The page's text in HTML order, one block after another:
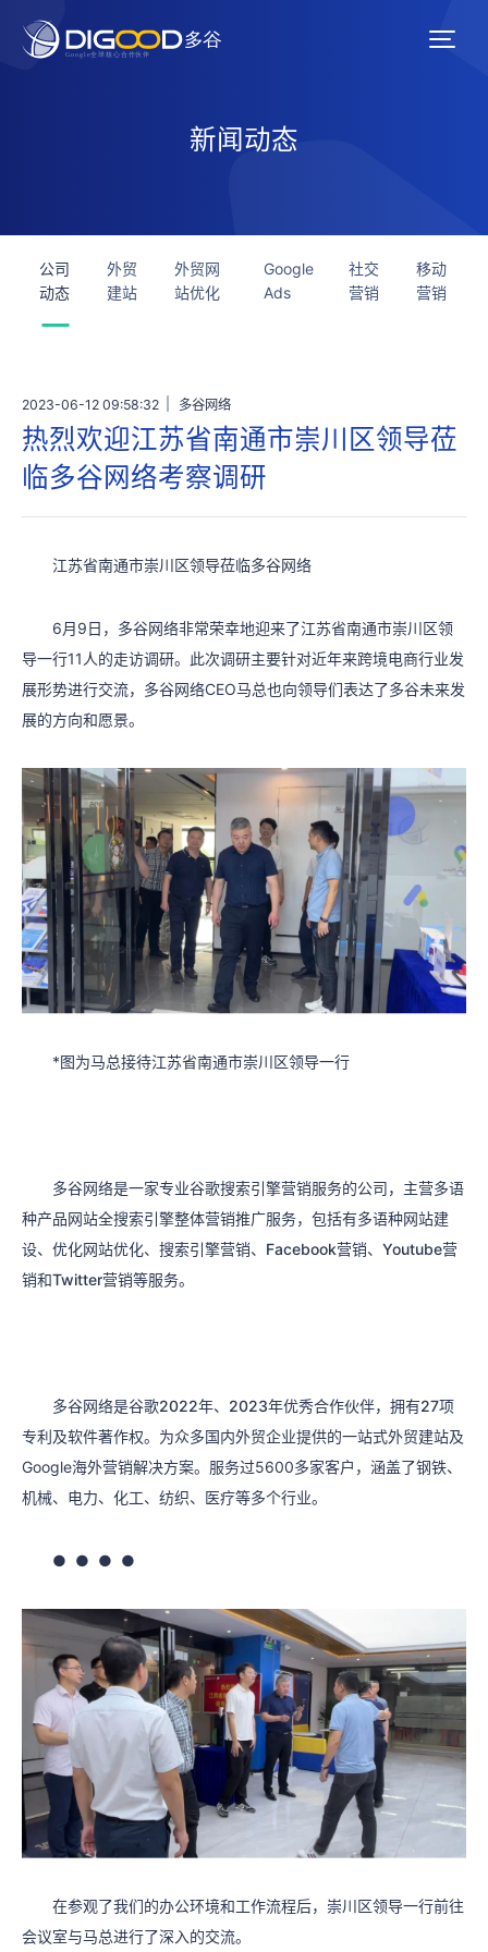
新闻动态
公司
动态
外贸
建站
外贸网
站优化
Google
Ads
社交
营销
移动
营销
2023-06-12 09:58:32 多谷网络
热烈欢迎江苏省南通市崇川区领导莅
临多谷网络考察调研
江苏省南通市崇川区领导莅临多谷网络
6月9日，多谷网络非常荣幸地迎来了江苏省南通市崇川区领
导一行11人的走访调研。此次调研主要针对近年来跨境电商行业发
展形势进行交流，多谷网络CEO马总也向领导们表达了多谷未来发
展的方向和愿景。
*图为马总接待江苏省南通市崇川区领导一行
多谷网络是一家专业谷歌搜索引擎营销服务的公司， 主营多语
种产品网站全搜索引擎整体营销推广服务，包括有多语种网站建
设、优化网站优化、搜索引擎营销、Facebook营销、Youtube营
销和Twitter营销等服务。
多谷网络是谷歌2022年、2023年优秀合作伙伴，拥有27项
专利及软件著作权。 为众多国内外贸企业提供的一站式外贸建站及
Google海外营销解决方案。服务过5600多家客户，涵盖了钢铁、
机械、电力、化工、纺织、医疗等多个行业。
● ● ● ●
在参观了我们的办公环境和工作流程后，崇川区领导一行前往
会议室与马总进行了深入的交流。